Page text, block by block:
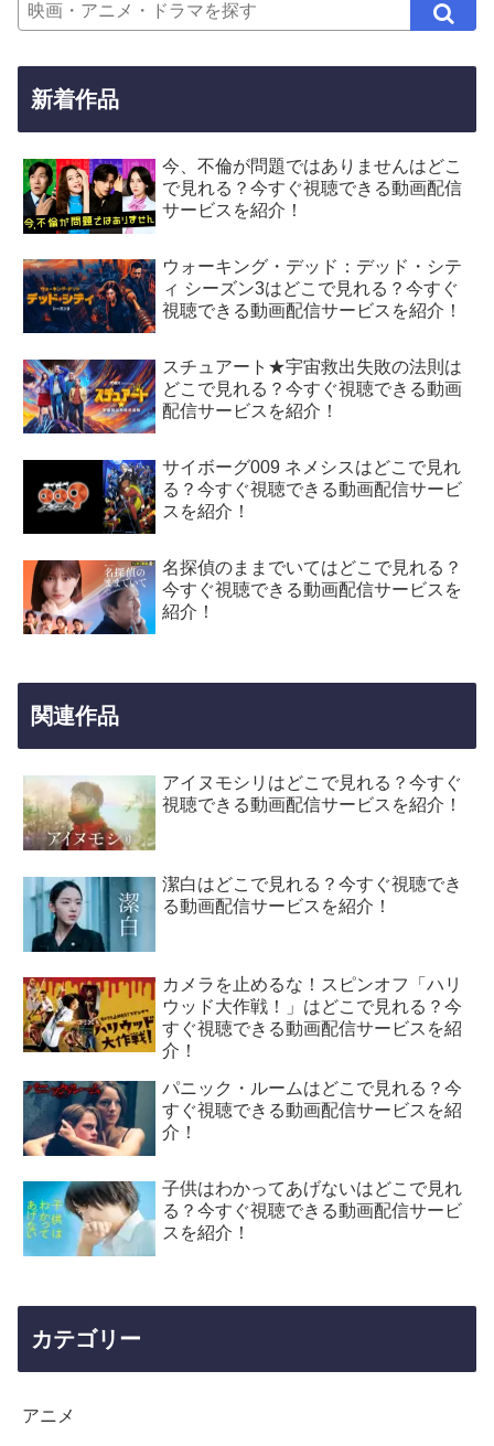
新着作品
今、不倫が問題ではありませんはどこ
で見れる？今すぐ視聴できる動画配信
サービスを紹介！
ウォーキング・デッド：デッド・シテ
ィ シーズン3はどこで見れる？今すぐ
視聴できる動画配信サービスを紹介！
スチュアート★宇宙救出失敗の法則は
どこで見れる？今すぐ視聴できる動画
配信サービスを紹介！
サイボーグ009 ネメシスはどこで見れ
る？今すぐ視聴できる動画配信サービ
スを紹介！
名探偵のままでいてはどこで見れる？
今すぐ視聴できる動画配信サービスを
紹介！
関連作品
アイヌモシリはどこで見れる？今すぐ
視聴できる動画配信サービスを紹介！
潔白はどこで見れる？今すぐ視聴でき
る動画配信サービスを紹介！
カメラを止めるな！スピンオフ「ハリ
ウッド大作戦！」はどこで見れる？今
すぐ視聴できる動画配信サービスを紹
介！
パニック・ルームはどこで見れる？今
すぐ視聴できる動画配信サービスを紹
介！
子供はわかってあげないはどこで見れ
る？今すぐ視聴できる動画配信サービ
スを紹介！
カテゴリー
アニメ